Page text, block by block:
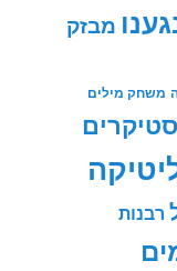
מבזק
משחק מילים
סטיקרים
רבנות